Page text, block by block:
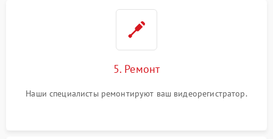
5. Ремонт
Наши специалисты ремонтируют ваш видеорегистратор.